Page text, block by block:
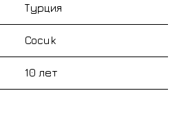
Турция
Cocuk
10 лет